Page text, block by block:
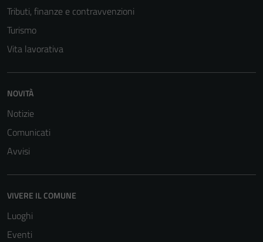
Tributi, finanze e contravvenzioni
Turismo
Vita lavorativa
NOVITÀ
Notizie
Comunicati
Avvisi
VIVERE IL COMUNE
Luoghi
Eventi